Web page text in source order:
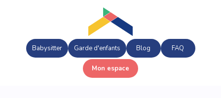
Babysitter Garde d'enfants Blog FAQ
Mon espace